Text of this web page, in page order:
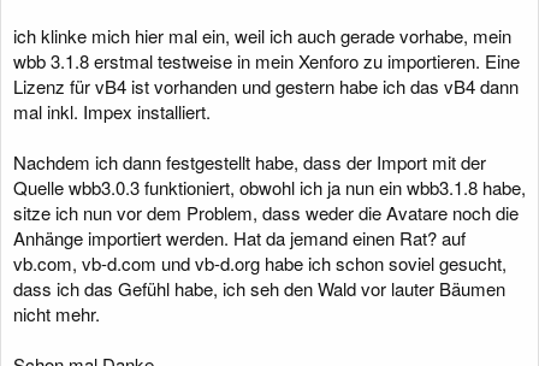
ich klinke mich hier mal ein, weil ich auch gerade vorhabe, mein
wbb 3.1.8 erstmal testweise in mein Xenforo zu importieren. Eine
Lizenz für vB4 ist vorhanden und gestern habe ich das vB4 dann
mal inkl. Impex installiert.
Nachdem ich dann festgestellt habe, dass der Import mit der
Quelle wbb3.0.3 funktioniert, obwohl ich ja nun ein wbb3.1.8 habe,
sitze ich nun vor dem Problem, dass weder die Avatare noch die
Anhänge importiert werden. Hat da jemand einen Rat? auf
vb.com, vb-d.com und vb-d.org habe ich schon soviel gesucht,
dass ich das Gefühl habe, ich seh den Wald vor lauter Bäumen
nicht mehr.